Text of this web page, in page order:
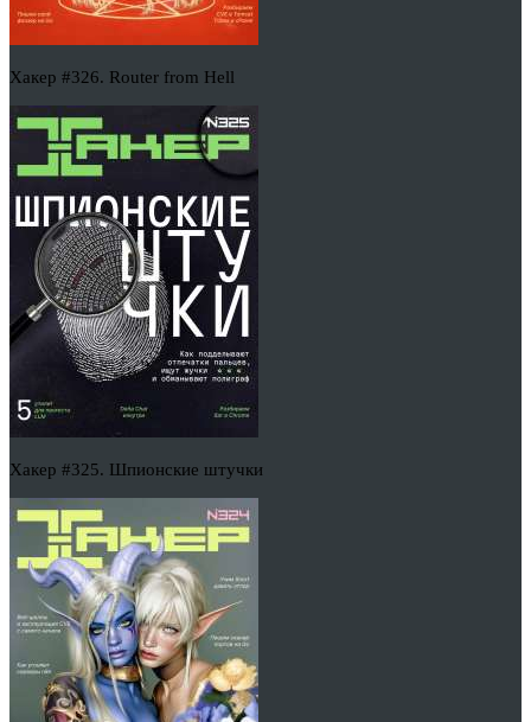
Хакер #326. Router from Hell
Хакер #325. Шпионские штучки